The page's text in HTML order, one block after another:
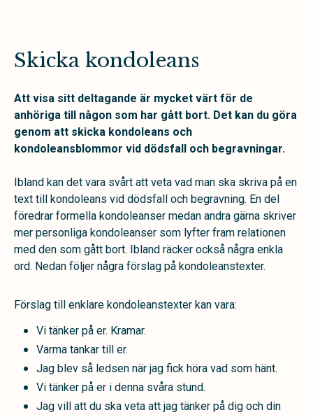
Skicka kondoleans
Att visa sitt deltagande är mycket värt för de
anhöriga till någon som har gått bort. Det kan du göra
genom att skicka kondoleans och
kondoleansblommor vid dödsfall och begravningar.
Ibland kan det vara svårt att veta vad man ska skriva på en
text till kondoleans vid dödsfall och begravning. En del
föredrar formella kondoleanser medan andra gärna skriver
mer personliga kondoleanser som lyfter fram relationen
med den som gått bort. Ibland räcker också några enkla
ord. Nedan följer några förslag på kondoleanstexter.
Förslag till enklare kondoleanstexter kan vara:
Vi tänker på er. Kramar.
Varma tankar till er.
Jag blev så ledsen när jag fick höra vad som hänt.
Vi tänker på er i denna svåra stund.
Jag vill att du ska veta att jag tänker på dig och din